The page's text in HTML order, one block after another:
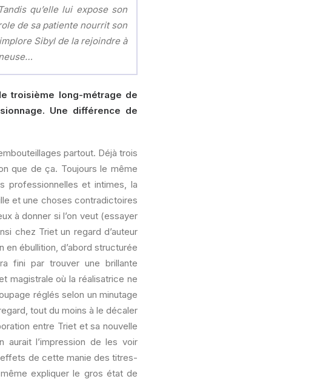
qu’elle lui expose son
de sa patiente nourrit son
Sibyl de la rejoindre à
troisième long-métrage de
Une différence de
partout. Déjà trois
que de ça. Toujours le même
professionnelles et intimes, la
et une choses contradictoires
à donner si l’on veut (essayer
chez Triet un regard d’auteur
en ébullition, d’abord structurée
fini par trouver une brillante
magistrale où la réalisatrice ne
réglés selon un minutage
tout du moins à le décaler
entre Triet et sa nouvelle
aurait l’impression de les voir
effets de cette manie des titres-
expliquer le gros état de